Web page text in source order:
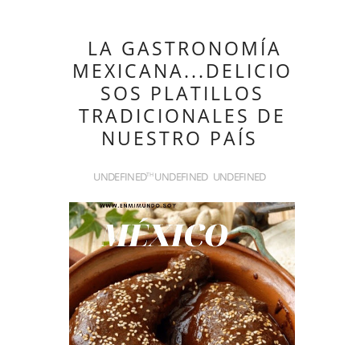
LA GASTRONOMÍA
MEXICANA...DELICIO
SOS PLATILLOS
TRADICIONALES DE
NUESTRO PAÍS
UNDEFINEDTH UNDEFINED UNDEFINED